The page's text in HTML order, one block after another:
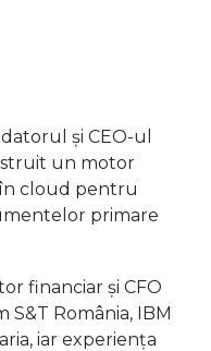
și CEO-ul
un motor
cloud pentru
primare
financiar și CFO
România, IBM
iar experiența